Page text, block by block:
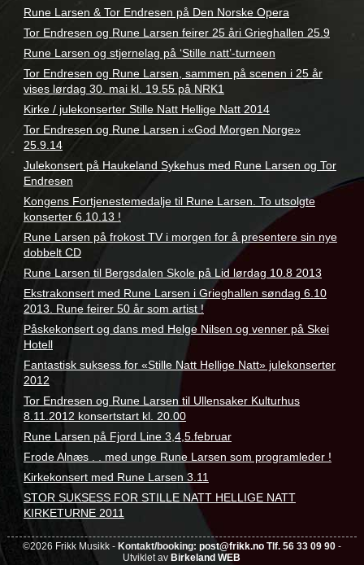
Rune Larsen & Tor Endresen på Den Norske Opera
Tor Endresen og Rune Larsen feirer 25 åri Grieghallen 25.9
Rune Larsen og stjernelag på ‘Stille natt’-turneen
Tor Endresen og Rune Larsen, sammen på scenen i 25 år
vises lørdag 30. mai kl. 19.55 på NRK1
Kirke / julekonserter Stille Natt Hellige Natt 2014
Tor Endresen og Rune Larsen i «God Morgen Norge»
25.9.14
Julekonsert på Haukeland Sykehus med Rune Larsen og Tor
Endresen
Kongens Fortjenestemedalje til Rune Larsen. To utsolgte
konserter 6.10.13 !
Rune Larsen på frokost TV i morgen for å presentere sin nye
dobbelt CD
Rune Larsen til Bergsdalen Skole på Lid lørdag 10.8 2013
Ekstrakonsert med Rune Larsen i Grieghallen søndag 6.10
2013. Rune feirer 50 år som artist !
Påskekonsert og dans med Helge Nilsen og venner på Skei
Hotell
Fantastisk suksess for «Stille Natt Hellige Natt» julekonserter
2012
Tor Endresen og Rune Larsen til Ullensaker Kulturhus
8.11.2012 konsertstart kl. 20.00
Rune Larsen på Fjord Line 3,4,5.februar
Frode Alnæs . . med unge Rune Larsen som programleder !
Kirkekonsert med Rune Larsen 3.11
STOR SUKSESS FOR STILLE NATT HELLIGE NATT
KIRKETURNE 2011
©2026 Frikk Musikk - Kontakt/booking: post@frikk.noTlf. 56 33 09 90-
Utviklet av Birkeland WEB